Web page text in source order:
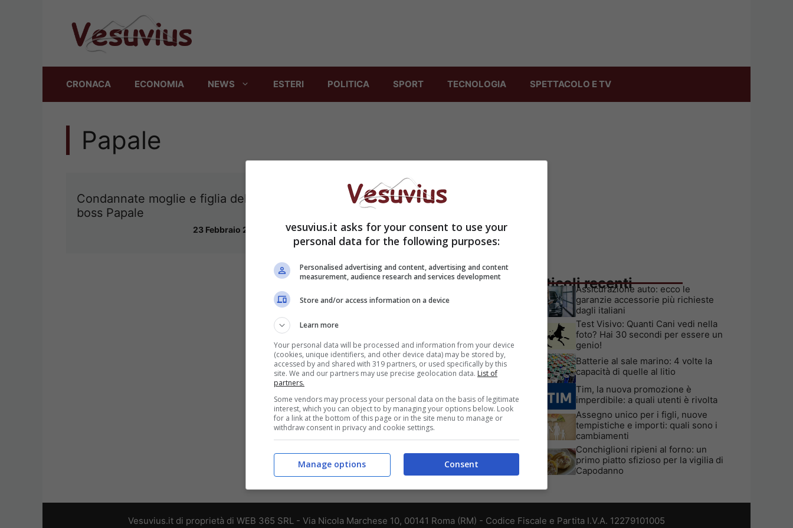
CRONACA ECONOMIA NEWS ESTERI POLITICA SPORT TECNOLOGIA SPETTACOLO E TV
Papale
Condannate moglie e figlia del
boss Papale
23 Febbraio 2016
Articoli recenti
Assicurazione auto: ecco le
garanzie accessorie più richieste
dagli italiani
Test Visivo: Quanti Cani vedi nella
foto? Hai 30 secondi per essere un
genio!
Batterie al sale marino: 4 volte la
capacità di quelle al litio
Tim, la nuova promozione è
imperdibile: a quali utenti è rivolta
Assegno unico per i figli, nuove
tempistiche e importi: quali sono i
cambiamenti
Conchiglioni ripieni al forno: un
primo piatto sfizioso per la vigilia di
Capodanno
Vesuvius.it di proprietà di WEB 365 SRL - Via Nicola Marchese 10, 00141 Roma (RM) - Codice Fiscale e Partita I.V.A. 12279101005
vesuvius.it asks for your consent to use your
personal data for the following purposes:
Personalised advertising and content, advertising and content
measurement, audience research and services development
Store and/or access information on a device
Learn more
Your personal data will be processed and information from your device
(cookies, unique identifiers, and other device data) may be stored by,
accessed by and shared with 319 partners, or used specifically by this
site. We and our partners may use precise geolocation data. List of
partners.
Some vendors may process your personal data on the basis of legitimate
interest, which you can object to by managing your options below. Look
for a link at the bottom of this page or in the site menu to manage or
withdraw consent in privacy and cookie settings.
Consent
Manage options